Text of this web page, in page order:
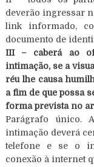
deverão ingressar
link informado,
documento de
III – caberá ao
intimação, se a
réu lhe causa
a fim de que possa
forma prevista no
Parágrafo único.
intimação deverá
telefone e se o
conexão à internet